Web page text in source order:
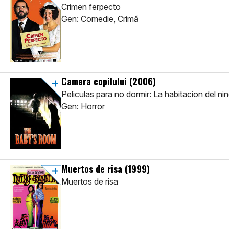
Crimen ferpecto
Gen: Comedie, Crimă
Camera copilului (2006)
Peliculas para no dormir: La habitacion del
Gen: Horror
Muertos de risa (1999)
Muertos de risa